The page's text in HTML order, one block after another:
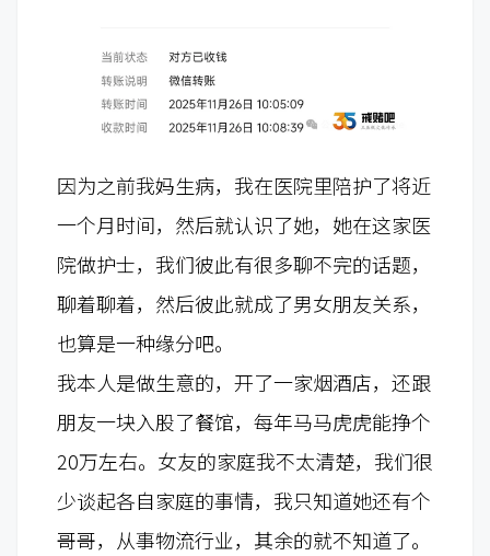
因为之前我妈生病，我在医院里陪护了将近
一个月时间，然后就认识了她，她在这家医
院做护士，我们彼此有很多聊不完的话题，
聊着聊着，然后彼此就成了男女朋友关系，
也算是一种缘分吧。
我本人是做生意的，开了一家烟酒店，还跟
朋友一块入股了餐馆，每年马马虎虎能挣个
20万左右。女友的家庭我不太清楚，我们很
少谈起各自家庭的事情，我只知道她还有个
哥哥，从事物流行业，其余的就不知道了。